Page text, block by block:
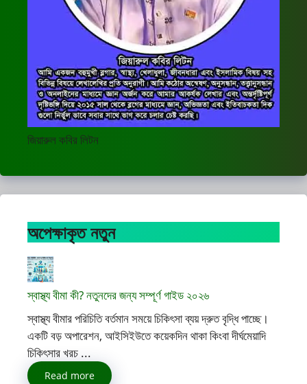
জিয়ারুল কবির লিটন
অপেক্ষাকৃত নতুন
স্বাস্থ্য বীমা কী? নতুনদের জন্য সম্পূর্ণ গাইড ২০২৬
স্বাস্থ্য বীমার পরিচিতি বর্তমান সময়ে চিকিৎসা ব্যয় দ্রুত বৃদ্ধি পাচ্ছে।
একটি বড় অপারেশন, আইসিইউতে কয়েকদিন থাকা কিংবা দীর্ঘমেয়াদি
চিকিৎসার খরচ ...
Read more